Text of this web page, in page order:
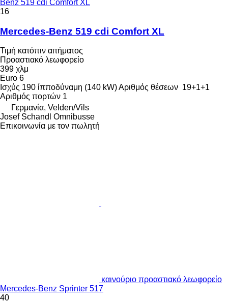
Benz 519 cdi Comfort XL
16
Mercedes-Benz 519 cdi Comfort XL
Τιμή κατόπιν αιτήματος
Προαστιακό λεωφορείο
399 χλμ
Euro 6
Ισχύς 190 ίπποδύναμη (140 kW)Αριθμός θέσεων 19+1+1
Αριθμός πορτών 1
Γερμανία, Velden/Vils
Josef Schandl Omnibusse
Επικοινωνία με τον πωλητή
καινούριο προαστιακό λεωφορείο
Mercedes-Benz Sprinter 517
40